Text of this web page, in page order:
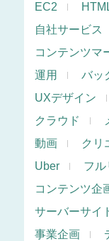
EC2
自社サービス
コンテンツマ
運用
バッ
UXデザイン
クラウド
動画
クリ
Uber
フル
コンテンツ企
サーバーサイ
事業企画